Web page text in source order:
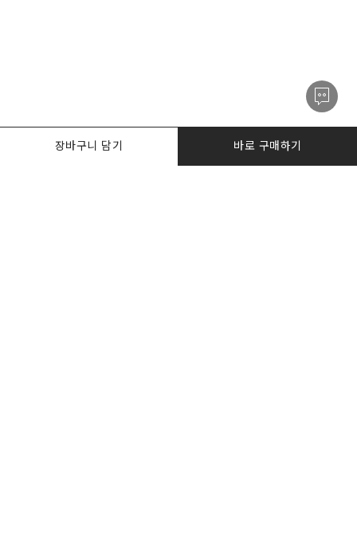
장바구니 담기 바로 구매하기